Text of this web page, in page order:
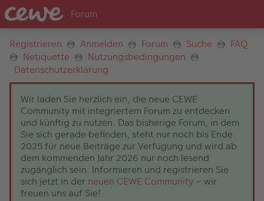
Registrieren Anmelden Forum Suche
FAQ
Netiquette
Nutzungsbedingungen
Datenschutzerklärung
Wir laden Sie herzlich ein, die neue CEWE
Community mit integriertem Forum zu entdecken
und künftig zu nutzen. Das bisherige Forum, in dem
Sie sich gerade befinden, steht nur noch bis Ende
2025 für neue Beiträge zur Verfügung und wird ab
dem kommenden Jahr 2026 nur noch lesend
zugänglich sein. Informieren und registrieren Sie
sich jetzt in der neuen CEWE Community – wir
freuen uns auf Sie!